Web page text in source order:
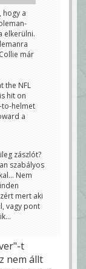
hogy a
elkerülni.
már
the NFL
hit on
to-helmet
a
zászlót?
szabályos
Nem
mert aki
vagy pont
t
nem állt